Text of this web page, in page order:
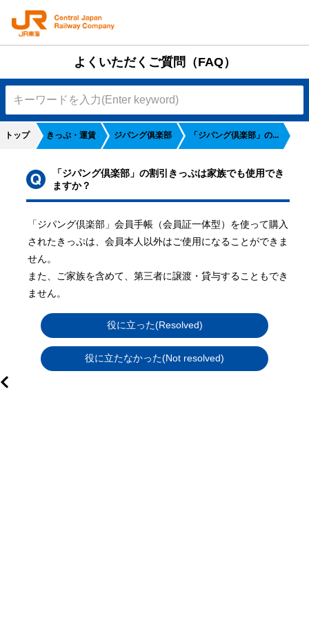
よくいただくご質問（FAQ）
トップ きっぷ・運賃 ジパング俱楽部 「ジパング倶楽部」の...
「ジパング倶楽部」の割引きっぷは家族でも使用でき
ますか？
「ジパング倶楽部」会員手帳（会員証一体型）を使って購入
されたきっぷは、会員本人以外はご使用になることができま
せん。
また、ご家族を含めて、第三者に譲渡・貸与することもでき
ません。
役に立った(Resolved)
役に立たなかった(Not resolved)